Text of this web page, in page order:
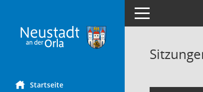
Startseite
Toggle navigation